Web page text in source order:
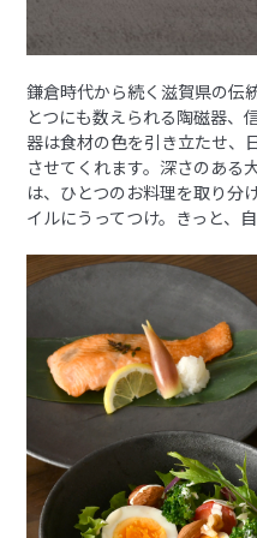
鎌倉時代から続く滋賀県の伝
とつにも数えられる陶磁器、
器は食材の色を引き立たせ、
させてくれます。深さのある
は、ひとつのお料理を取り分
イルにうってつけ。きっと、